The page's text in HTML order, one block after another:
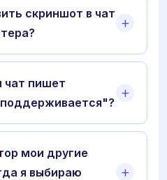
скриншот в чат
чат пишет
мои другие
я выбираю